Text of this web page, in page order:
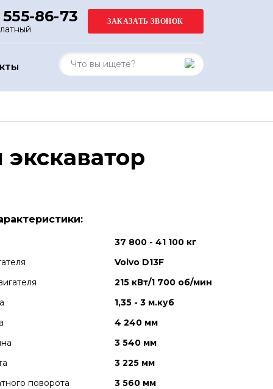
86-73
37 800 - 41 100 кг
Volvo D13F
215 кВт/1 700 об/мин
1,35 - 3 м.куб
4 240 мм
3 540 мм
3 225 мм
поворота
3 560 мм